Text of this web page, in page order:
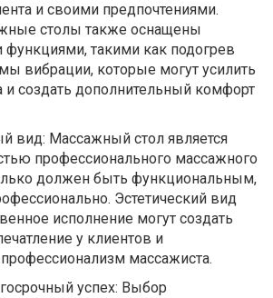
и своими предпочтениями.
столы также оснащены
такими как подогрев
вибрации, которые могут усилить
создать дополнительный комфорт
вид: Массажный стол является
профессионального массажного
должен быть функциональным,
Эстетический вид
исполнение могут создать
у клиентов и
массажиста.
успех: Выбор